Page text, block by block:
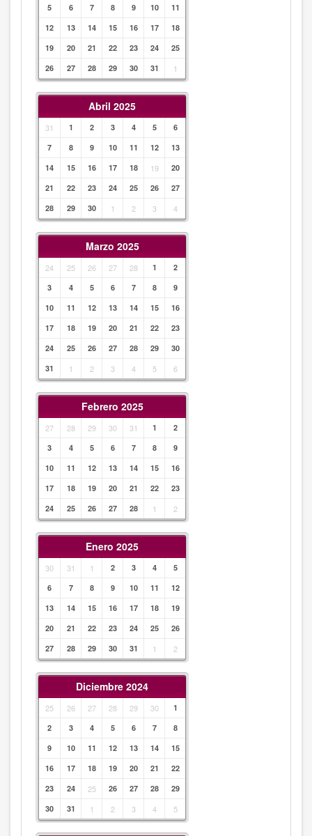
5 6 7 8 9 10
11
12
13 14 15 16 17
18
19
20 21 22 23 24
25
26
27 28 29 30 31 1
Abril 2025
31 1 2 3 4 5
6
7
8 9 10 11 12
13
14
15 16 17 18 19
20
21
22 23 24 25 26
27
28
29 30 1 2 3 4
Marzo 2025
24 25 26 27 28 1
2
3
4 5 6 7 8
9
10
11 12 13 14 15
16
17
18 19 20 21 22
23
24
25 26 27 28 29
30
31
1 2 3 4 5 6
Febrero 2025
27 28 29 30 31 1
2
3
4 5 6 7 8
9
10
11 12 13 14 15
16
17
18 19 20 21 22
23
24
25 26 27 28 1 2
Enero 2025
30 31 1 2 3 4
5
6
7 8 9 10 11
12
13
14 15 16 17 18
19
20
21 22 23 24 25
26
27
28 29 30 31 1 2
Diciembre 2024
25 26 27 28 29 30
1
2
3 4 5 6 7
8
9
10 11 12 13 14
15
16
17 18 19 20 21
22
23
24 25 26 27 28
29
30
31 1 2 3 4 5